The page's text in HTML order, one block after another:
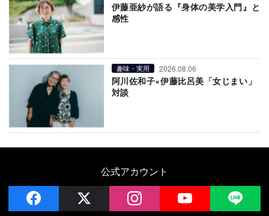
伊藤亜紗が語る『身体の美学入門』と
感性
趣味・実用 2026.08.06
阿川佐和子×伊藤比呂美「女じまい」
対談
公式アカウント
facebook instagram YouTube